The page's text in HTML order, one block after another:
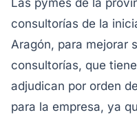
Las pymes de la
consultorías de la
Aragón, para mejorar
consultorías, que
adjudican por orden
para la empresa, ya